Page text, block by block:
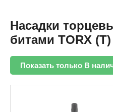
Насадки
битами TORX (T)
Показать только В